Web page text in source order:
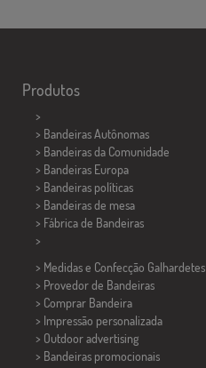
Produtos
>
> Bandeiras Autônomas
> Bandeiras da Comunidade
> Bandeiras Europa
> Bandeiras políticas
> Bandeiras de mesa
> Fábrica de Bandeiras
>
> Medidas e Confecção Galhardetes
> Provedor de Bandeiras
> Comprar Bandeira
> Impressão personalizada
> Outdoor advertising
> Bandeiras promocionais